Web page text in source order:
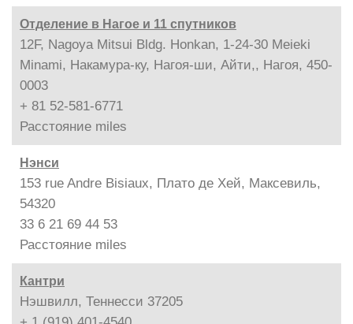
Отделение в Нагое и 11 спутников
12F, Nagoya Mitsui Bldg. Honkan, 1-24-30 Meieki
Minami, Накамура-ку, Нагоя-ши, Айти,, Нагоя, 450-
0003
+ 81 52-581-6771
Расстояние miles
Нэнси
153 rue Andre Bisiaux, Плато де Хей, Максевиль,
54320
33 6 21 69 44 53
Расстояние miles
Кантри
Нэшвилл, Теннесси 37205